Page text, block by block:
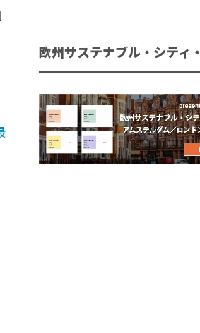
欧州サステナブル・シティ